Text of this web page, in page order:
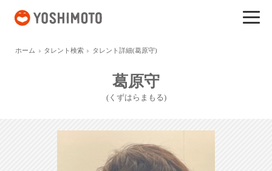
ホーム タレント検索 タレント詳細(葛原守)
葛原守
(くずはらまもる)